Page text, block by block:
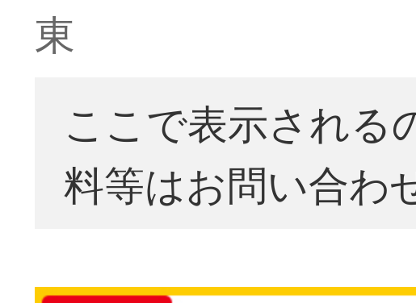
東
ここで表示される
料等はお問い合わ